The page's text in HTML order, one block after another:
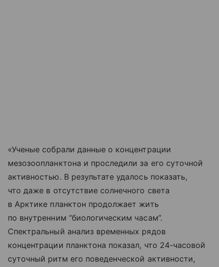
«Ученые собрали данные о концентрации
мезозоопланктона и проследили за его суточной
активностью. В результате удалось показать,
что даже в отсутствие солнечного света
в Арктике планктон продолжает жить
по внутренним “биологическим часам”.
Спектральный анализ временных рядов
концентрации планктона показал, что 24-часовой
суточный ритм его поведенческой активности,